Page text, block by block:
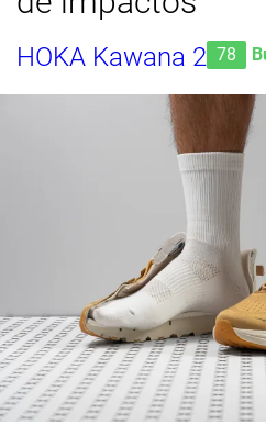
HOKA Kawana 2 78